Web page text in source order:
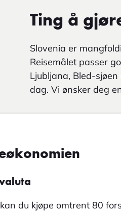
Ting å
Slovenia er
Reisemålet passer
Ljubljana, Bled-
dag. Vi ønsker deg
kan du kjøpe omtrent 80